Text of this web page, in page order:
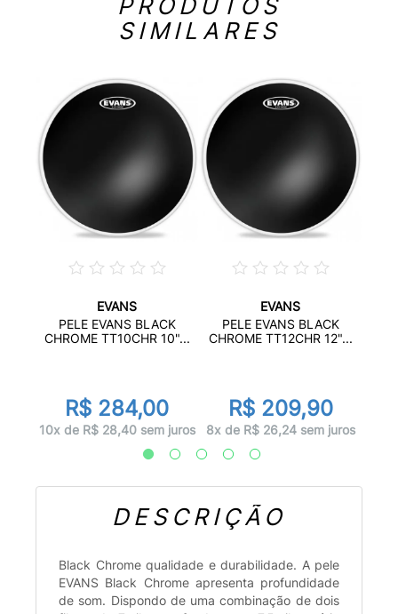
PRODUTOS
SIMILARES
EVANS
PELE EVANS BLACK
CHROME TT10CHR 10"...
R$ 284,00
10x de R$ 28,40 sem juros
EVANS
PELE EVANS BLACK
CHROME TT12CHR 12"...
R$ 209,90
8x de R$ 26,24 sem juros
DESCRIÇÃO
Black Chrome qualidade e durabilidade. A pele
EVANS Black Chrome apresenta profundidade
de som. Dispondo de uma combinação de dois